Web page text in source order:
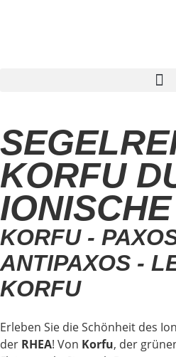
KORFU
KORFU -
ANTIPAXOS -
KORFU
Erleben Sie die Schönheit des
der RHEA! Von Korfu, der